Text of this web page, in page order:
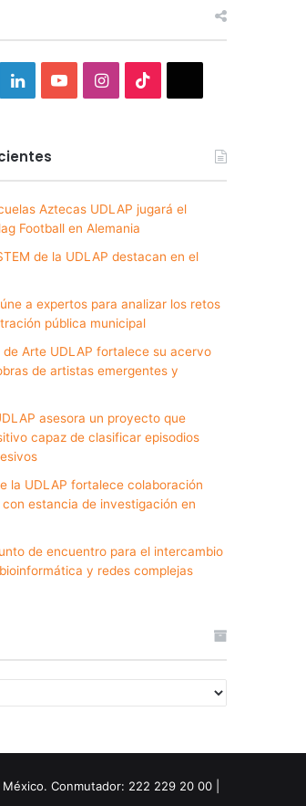
LinkedInYouTubeInstagram
Aztecas UDLAP jugará el
Football en Alemania
de la UDLAP destacan en el
a expertos para analizar los retos
pública municipal
de Arte UDLAP fortalece su acervo
de artistas emergentes y
asesora un proyecto que
capaz de clasificar episodios
la UDLAP fortalece colaboración
estancia de investigación en
de encuentro para el intercambio
y redes complejas
Conmutador: 222 229 20 00 |